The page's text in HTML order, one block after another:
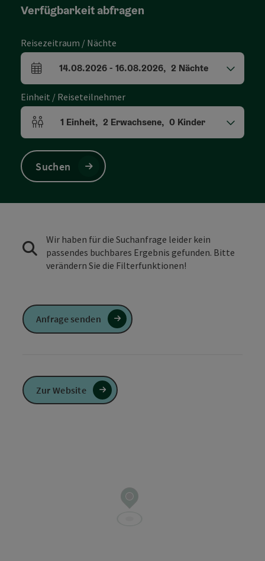
Verfügbarkeit abfragen
Reisezeitraum / Nächte
An- und Abreisefelder
14.08.2026- 16.08.2026, 2 Nächte
Einheit / Reiseteilnehmer
Einheitenanzahl und Personenfelder
1 Einheit, 2 Erwachsene, 0 Kinder
Suchen
Wir haben für die Suchanfrage leider kein
passendes buchbares Ergebnis gefunden. Bitte
verändern Sie die Filterfunktionen!
Anfrage senden
Zur Website